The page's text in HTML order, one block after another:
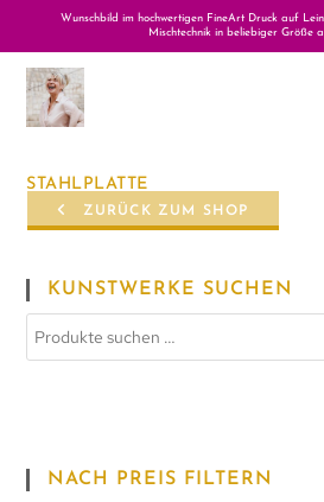
Wunschbild im hochwertigen FineArt Druck auf
Mischtechnik in beliebiger Größe
STAHLPLATTE
ZURÜCK ZUM SHOP
KUNSTWERKE SUCHEN
NACH PREIS FILTERN